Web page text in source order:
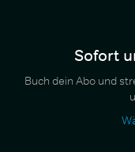
Sofort
Buch dein Abo und